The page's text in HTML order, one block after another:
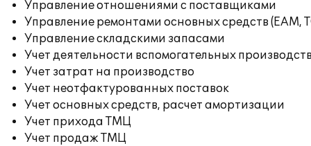
Управление отношениями с поставщиками
Управление ремонтами основных средств (EAM,
Управление складскими запасами
Учет деятельности вспомогательных производств
Учет затрат на производство
Учет неотфактурованных поставок
Учет основных средств, расчет амортизации
Учет прихода ТМЦ
Учет продаж ТМЦ